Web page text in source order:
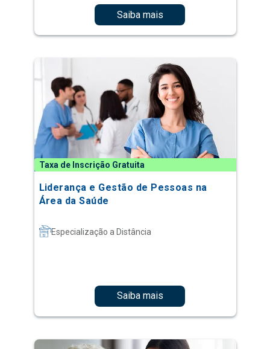
Saiba mais
Taxa de Inscrição Gratuita
Liderança e Gestão de Pessoas na
Área da Saúde
Especialização a Distância
Saiba mais